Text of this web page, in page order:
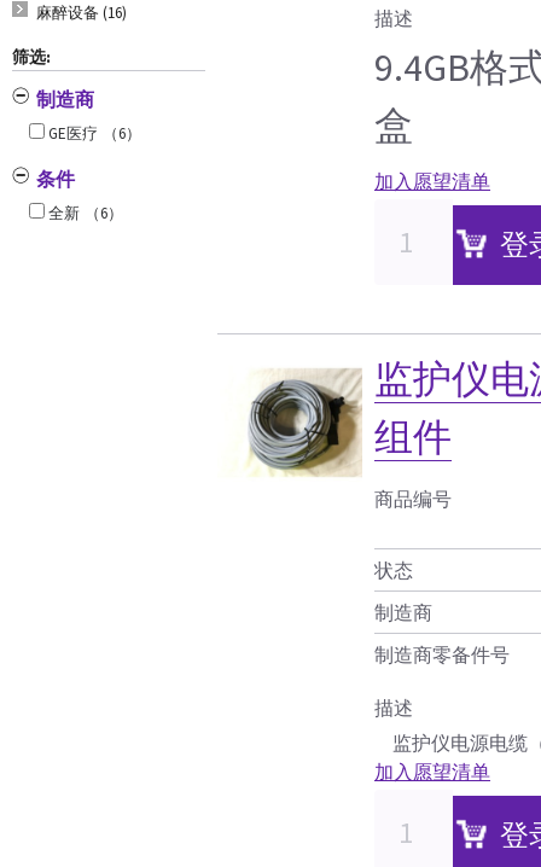
麻醉设备 (16)
筛选:
制造商
GE医疗 （6）
条件
全新 （6）
描述
9.4GB格
盒
加入愿望清单
登
监护仪
组件
商品编号
状态
制造商
制造商零备件号
描述
监护仪电源电缆
加入愿望清单
登